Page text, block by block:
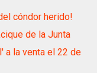
cóndor herido!
de la Junta
a la venta el 22 de